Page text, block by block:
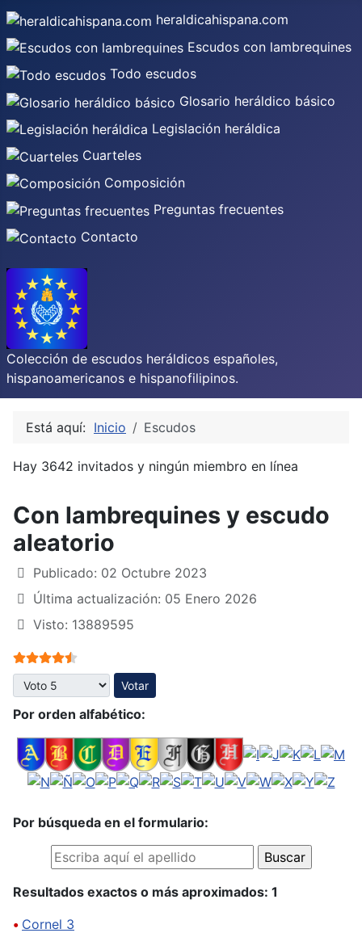
heraldicahispana.com
Escudos con lambrequines
Todo escudos
Glosario heráldico básico
Legislación heráldica
Cuarteles
Composición
Preguntas frecuentes
Contacto
Colección de escudos heráldicos españoles,
hispanoamericanos e hispanofilipinos.
Está aquí: Inicio Escudos
Hay 3642 invitados y ningún miembro en línea
Con lambrequines y escudo
aleatorio
Publicado: 02 Octubre 2023
Última actualización: 05 Enero 2026
Visto: 13889595
Ratio:4.5/
Por favor, vote
Por orden alfabético:
Por búsqueda en el formulario:
Resultados exactos o más aproximados: 1
• Cornel 3